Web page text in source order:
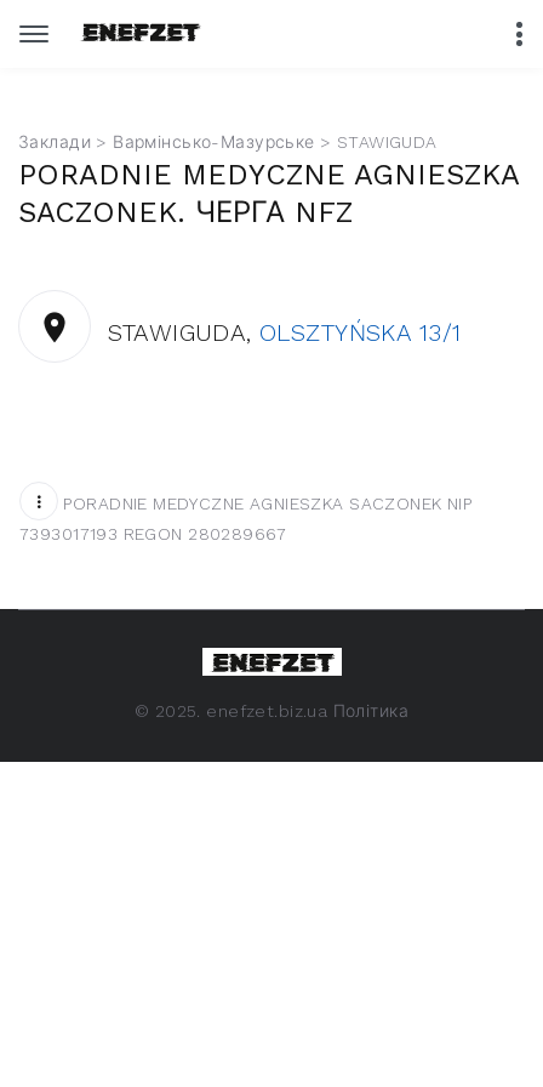
Заклади > Вармінсько-Мазурське > STAWIGUDA
PORADNIE MEDYCZNE AGNIESZKA
SACZONEK. ЧЕРГА NFZ
STAWIGUDA, OLSZTYŃSKA 13/1
PORADNIE MEDYCZNE AGNIESZKA SACZONEK NIP
7393017193 REGON 280289667
© 2025. enefzet.biz.ua Політика